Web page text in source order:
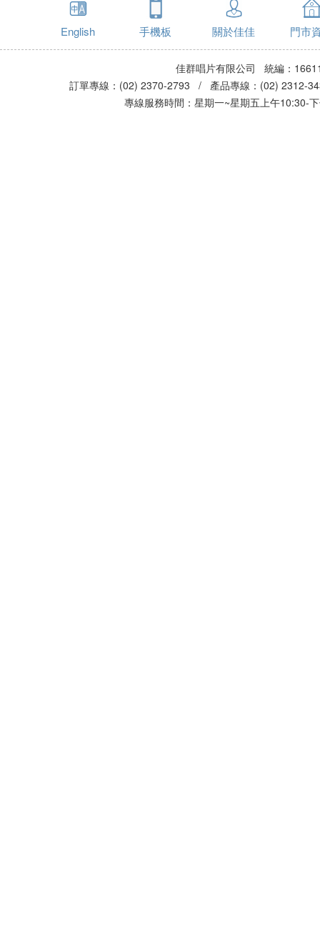
English 手機板 關於佳佳 門市
佳群唱片有限公司 統編：
訂單專線：(02) 2370-2793 / 產品專線：(02)
專線服務時間：星期一~星期五上午10:30-